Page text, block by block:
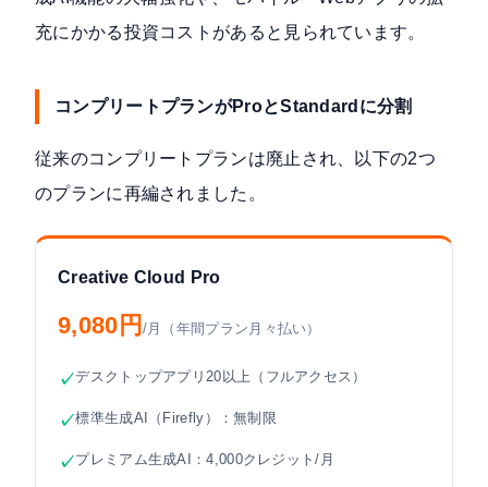
充にかかる投資コストがあると見られています。
コンプリートプランがProとStandardに分割
従来のコンプリートプランは廃止され、以下の2つ
のプランに再編されました。
Creative Cloud Pro
9,080円 /月（年間プラン月々払い）
✓デスクトップアプリ20以上（フルアクセス）
✓標準生成AI（Firefly）：無制限
✓ プレミアム生成AI：4,000クレジット/月